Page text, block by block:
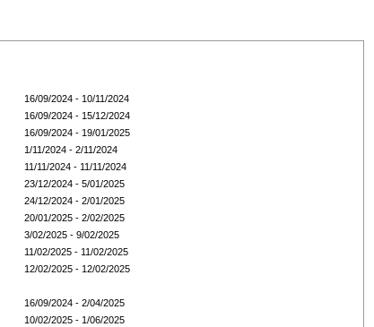
16/09/2024 - 10/11/2024
16/09/2024 - 15/12/2024
16/09/2024 - 19/01/2025
1/11/2024 - 2/11/2024
11/11/2024 - 11/11/2024
23/12/2024 - 5/01/2025
24/12/2024 - 2/01/2025
20/01/2025 - 2/02/2025
3/02/2025 - 9/02/2025
11/02/2025 - 11/02/2025
12/02/2025 - 12/02/2025
16/09/2024 - 2/04/2025
10/02/2025 - 1/06/2025